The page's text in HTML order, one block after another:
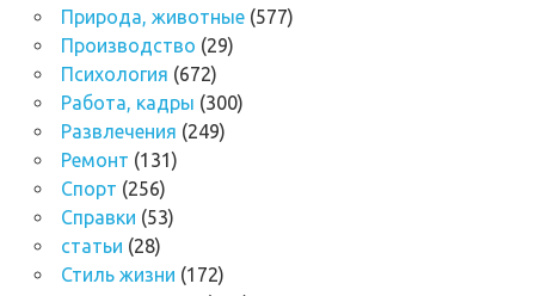
Природа, животные(577)
Производство (29)
Психология (672)
Работа, кадры (300)
Развлечения (249)
Ремонт (131)
Спорт (256)
Справки (53)
статьи (28)
Стиль жизни (172)